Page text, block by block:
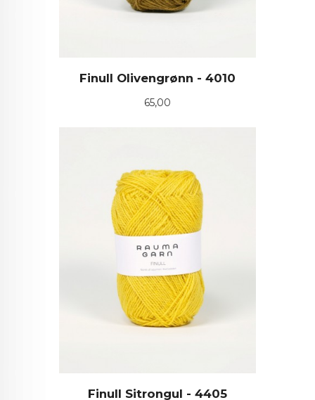
Finull Olivengrønn - 4010
Pris
65,00
Finull Sitrongul - 4405